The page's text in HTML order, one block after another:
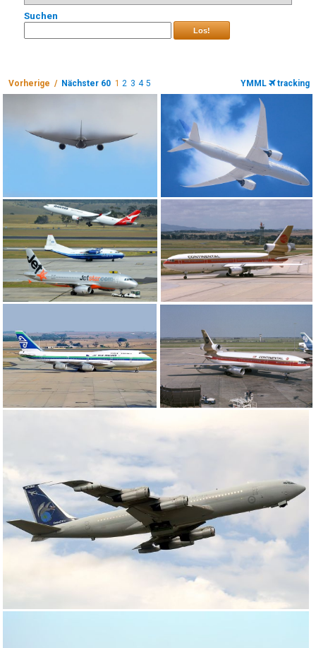
Suchen
Los!
Vorherige / Nächster 60 1 2 3 4 5 YMML tracking